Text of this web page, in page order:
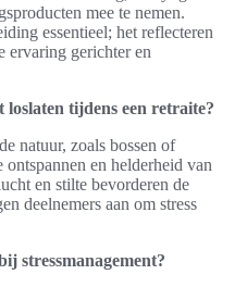
mee te nemen.
essentieel; het reflecteren
ervaring gerichter en
tijdens een retraite?
natuur, zoals bossen of
en helderheid van
en stilte bevorderen de
deelnemers aan om stress
stressmanagement?